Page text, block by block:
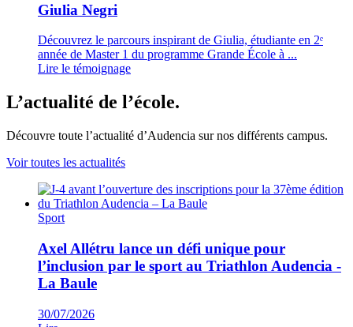
Giulia Negri
Découvrez le parcours inspirant de Giulia, étudiante en 2ᵉ
année de Master 1 du programme Grande École à ...
Lire le témoignage
L’actualité de l’école.
Découvre toute l’actualité d’Audencia sur nos différents campus.
Voir toutes les actualités
Sport
Axel Allétru lance un défi unique pour
l’inclusion par le sport au Triathlon Audencia -
La Baule
30/07/2026